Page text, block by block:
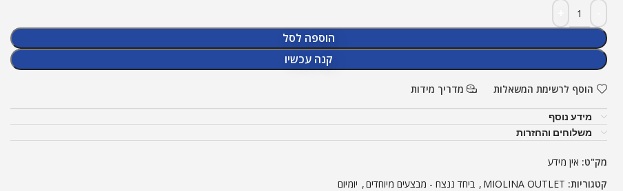
הוספה לסל
קנה עכשיו
הוסף לרשימת המשאלות מדריך מידות
מידע נוסף
משלוחים והחזרות
מק"ט: אין מידע
קטגוריות: MIOLINA OUTLET
, ביחד ננצח - מבצעים מיוחדים, יומיום